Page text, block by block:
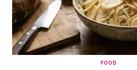
FOOD